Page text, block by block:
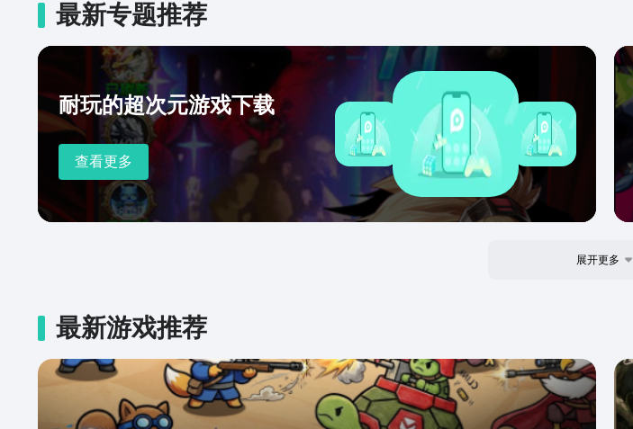
最新专题推荐
耐玩的超次元游戏下载
查看更多
展开更多
最新游戏推荐